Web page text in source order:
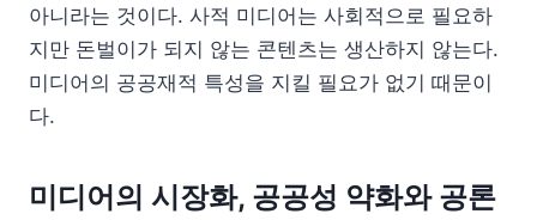
아니라는 것이다. 사적 미디어는 사회적으로 필요하
지만 돈벌이가 되지 않는 콘텐츠는 생산하지 않는다.
미디어의 공공재적 특성을 지킬 필요가 없기 때문이
다.
미디어의 시장화, 공공성 약화와 공론